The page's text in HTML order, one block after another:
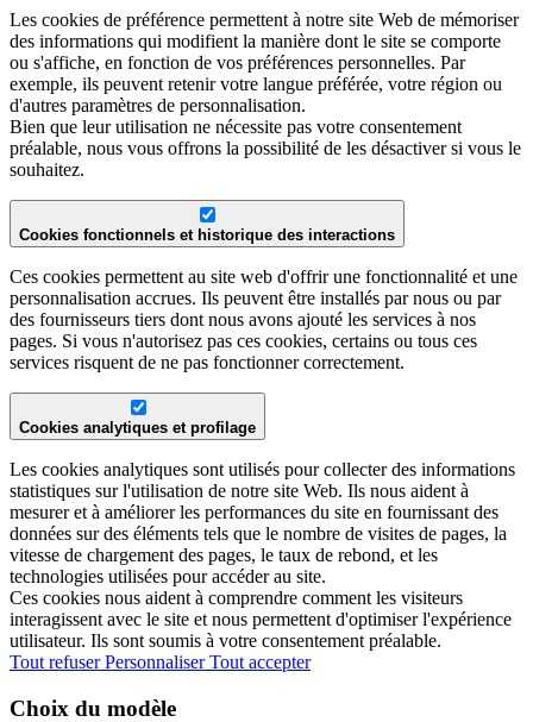
Les cookies de préférence permettent à notre site Web de mémoriser
des informations qui modifient la manière dont le site se comporte
ou s'affiche, en fonction de vos préférences personnelles. Par
exemple, ils peuvent retenir votre langue préférée, votre région ou
d'autres paramètres de personnalisation.
Bien que leur utilisation ne nécessite pas votre consentement
préalable, nous vous offrons la possibilité de les désactiver si vous le
souhaitez.
Cookies fonctionnels et historique des interactions
Ces cookies permettent au site web d'offrir une fonctionnalité et une
personnalisation accrues. Ils peuvent être installés par nous ou par
des fournisseurs tiers dont nous avons ajouté les services à nos
pages. Si vous n'autorisez pas ces cookies, certains ou tous ces
services risquent de ne pas fonctionner correctement.
Cookies analytiques et profilage
Les cookies analytiques sont utilisés pour collecter des informations
statistiques sur l'utilisation de notre site Web. Ils nous aident à
mesurer et à améliorer les performances du site en fournissant des
données sur des éléments tels que le nombre de visites de pages, la
vitesse de chargement des pages, le taux de rebond, et les
technologies utilisées pour accéder au site.
Ces cookies nous aident à comprendre comment les visiteurs
interagissent avec le site et nous permettent d'optimiser l'expérience
utilisateur. Ils sont soumis à votre consentement préalable.
Tout refuserPersonnaliserTout accepter
Choix du modèle